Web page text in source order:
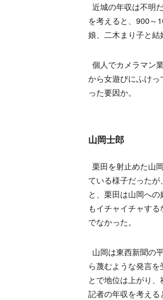
近城の年収は不明
を考えると、900～
娘、二木まり子と結
個人でカメラマン
から女遊びにふけ
った要因か。
山岡士郎
栗田を射止めた山
ている様子だった
と、栗田は山岡へ
もイチャイチャす
でなかった。
山岡は東西新聞の
ら蔑むような発言
とで地位は上がり
記者の年収を考える